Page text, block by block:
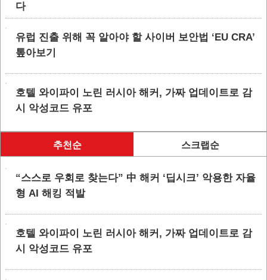
다
유럽 진출 위해 꼭 알아야 할 사이버 보안법 ‘EU CRA’
톺아보기
호텔 와이파이 노린 러시아 해커, 가짜 업데이트로 감
시 악성코드 유포
추천순 스크랩순
“스스로 우회로 찾는다” 中 해커 ‘딥시크’ 악용한 자율
형 AI 해킹 적발
호텔 와이파이 노린 러시아 해커, 가짜 업데이트로 감
시 악성코드 유포